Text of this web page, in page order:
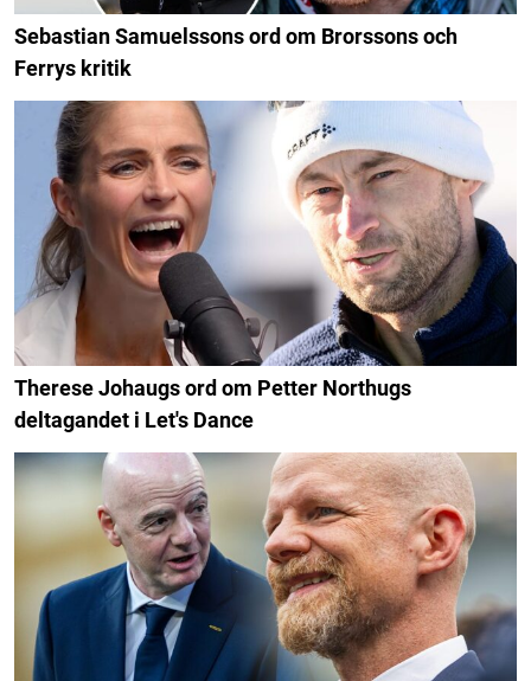
Sebastian Samuelssons ord om Brorssons och
Ferrys kritik
Therese Johaugs ord om Petter Northugs
deltagandet i Let's Dance